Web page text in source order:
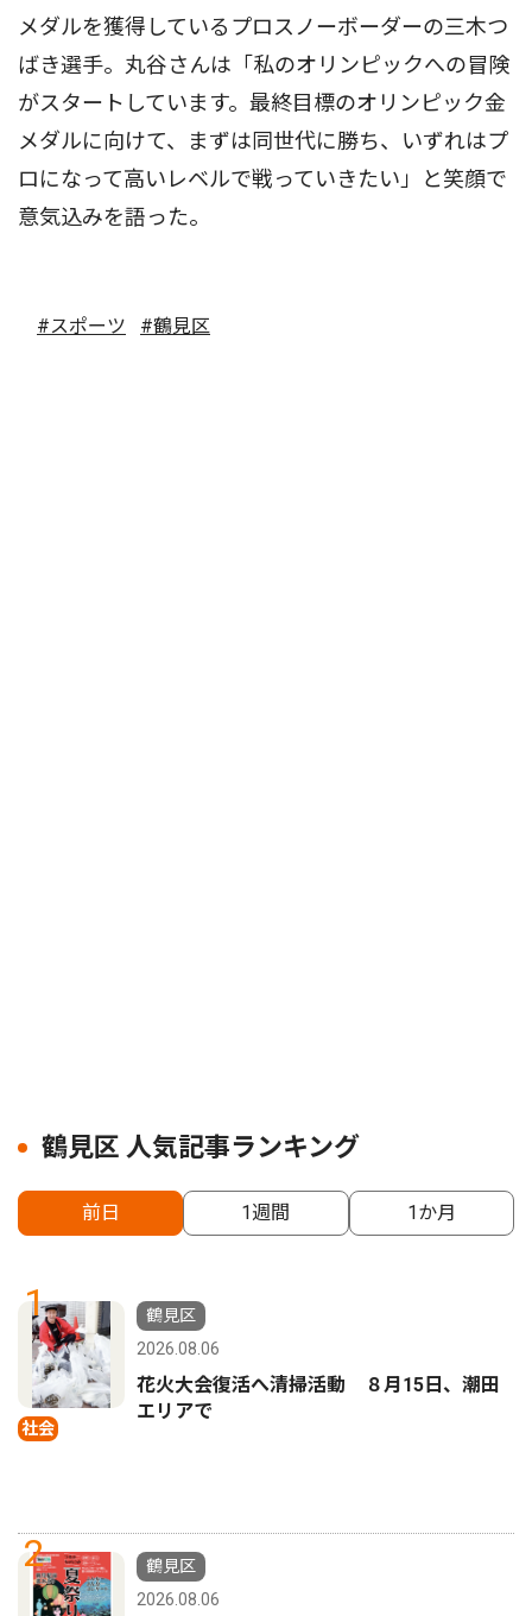
メダルを獲得しているプロスノーボーダーの三木つ
ばき選手。丸谷さんは「私のオリンピックへの冒険
がスタートしています。最終目標のオリンピック金
メダルに向けて、まずは同世代に勝ち、いずれはプ
ロになって高いレベルで戦っていきたい」と笑顔で
意気込みを語った。
#スポーツ #鶴見区
鶴見区 人気記事ランキング
前日 1週間 1か月
1
社会
鶴見区
2026.08.06
花火大会復活へ清掃活動 ８月15日、潮田
エリアで
2
鶴見区
2026.08.06